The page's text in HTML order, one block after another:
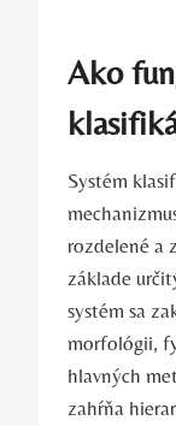
Ako
Systém
rozdelené a
základe
systém sa
morfológii,
hlavných
zahŕňa